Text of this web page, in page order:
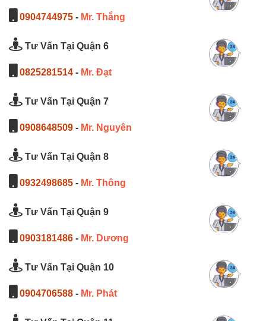
0904744975 - Mr. Thắng
Tư Vấn Tại Quận 6
0825281514 - Mr. Đạt
Tư Vấn Tại Quận 7
0908648509 - Mr. Nguyên
Tư Vấn Tại Quận 8
0932498685 - Mr. Thông
Tư Vấn Tại Quận 9
0903181486 - Mr. Dương
Tư Vấn Tại Quận 10
0904706588 - Mr. Phát